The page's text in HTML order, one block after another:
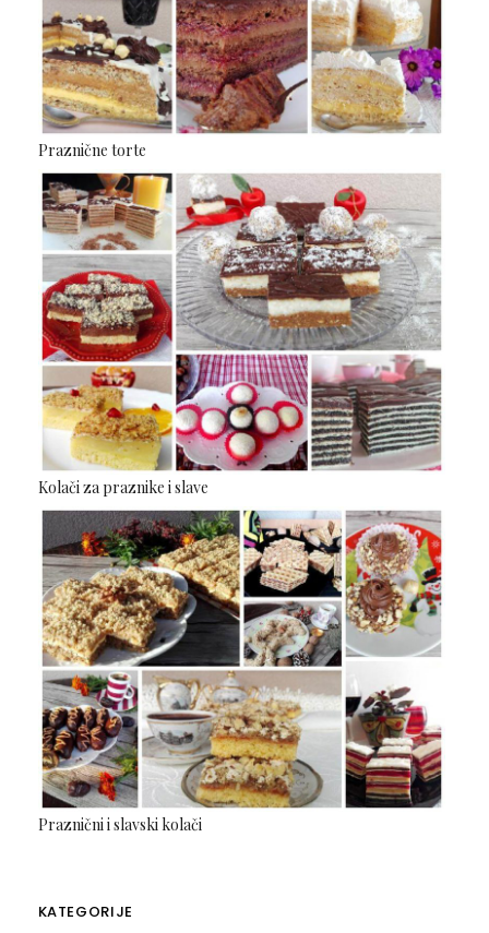
Praznične torte
Kolači za praznike i slave
Praznični i slavski kolači
KATEGORIJE